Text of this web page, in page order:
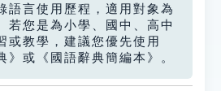
語言使用歷程，適用對象為
若您是為小學、國中、高中
或教學，建議您優先使用
》或《國語辭典簡編本》。